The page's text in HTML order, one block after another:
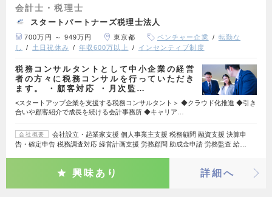
会計士・税理士
スタートパートナーズ税理士法人
700万円 ～ 949万円 東京都 ベンチャー企業
転勤な
し
土日祝休み 年収600万以上 インセンティブ制度
税務コンサルタントとして中小企業の経営
者の方々に税務コンサルを行っていただき
ます。 ・顧客対応 ・月次監…
<スタートアップ企業を支援する税務コンサルタント＞ ◆クラウド化推進 ◆引き
合いや顧客紹介で成長を続ける会計事務所 ◆キャリア…
会社概要
会社設立・起業家支援 個人事業主支援 税務顧問 融資支援 決算申
告・確定申告 税務調査対応 経営計画支援 労務顧問 助成金申請 労務監査 給…
興味あり 詳細へ